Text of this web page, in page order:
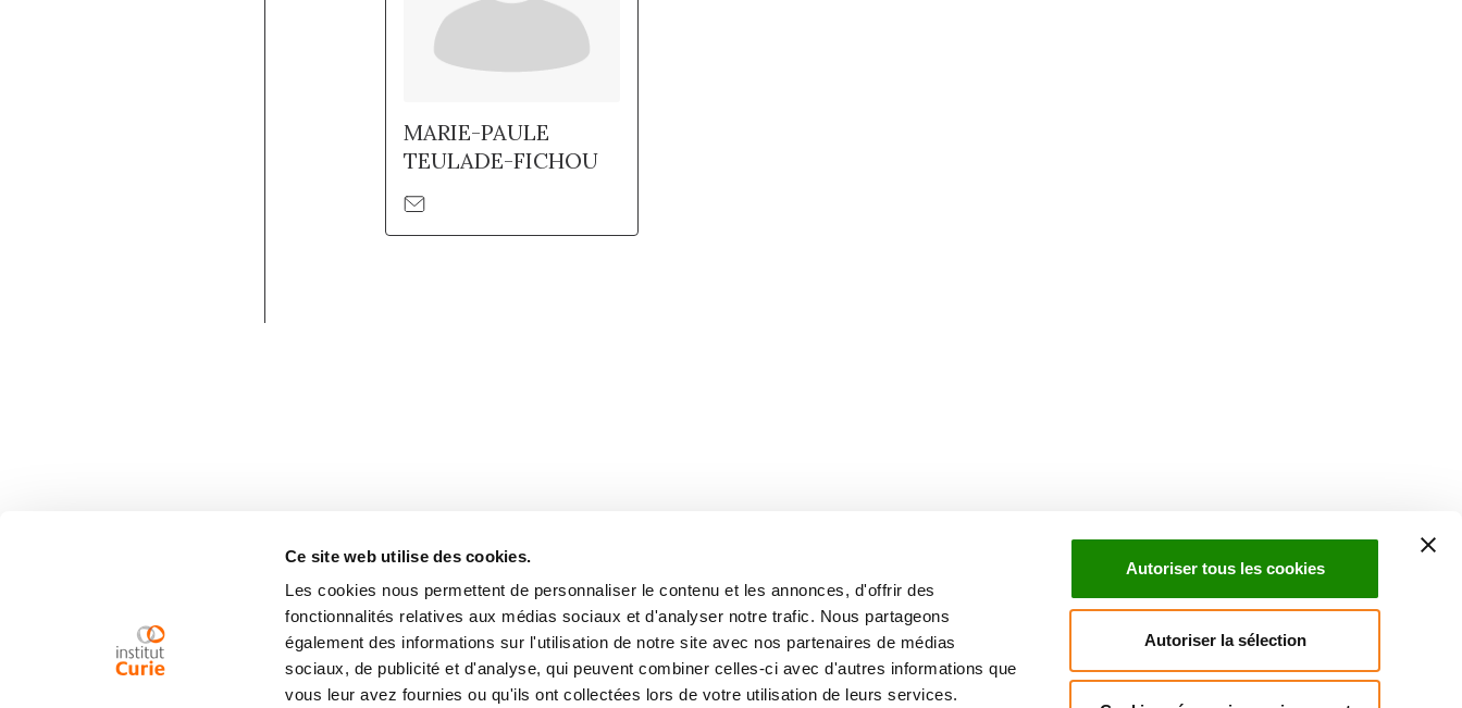
Ce site web utilise des cookies.
Les cookies nous permettent de personnaliser le contenu et les annonces, d'offrir des
fonctionnalités relatives aux médias sociaux et d'analyser notre trafic. Nous partageons
également des informations sur l'utilisation de notre site avec nos partenaires de médias
sociaux, de publicité et d'analyse, qui peuvent combiner celles-ci avec d'autres informations que
vous leur avez fournies ou qu'ils ont collectées lors de votre utilisation de leurs services.
Autoriser tous les cookies
Autoriser la sélection
MARIE-PAULE
TEULADE-FICHOU
Inscrivez-vous à la newsletter